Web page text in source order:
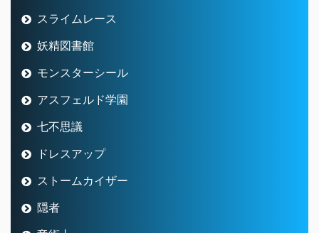
スライムレース
妖精図書館
モンスターシール
アスフェルド学園
七不思議
ドレスアップ
ストームカイザー
隠者